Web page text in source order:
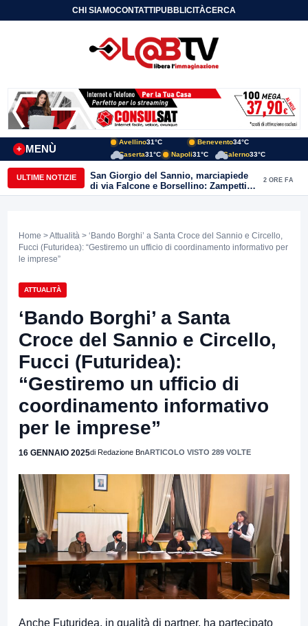
CHI SIAMOCONTATTIPUBBLICITÀCERCA
MENÙ
+
Avellino31°C Benevento34°C
Caserta31°C Napoli31°C Salerno33°C
ULTIME NOTIZIE
San Giorgio del Sannio, marciapiede
di via Falcone e Borsellino: Zampetti e
Lombardi replicano alle polemiche
2 ORE FA
Home >Attualità > ‘Bando Borghi’ a Santa Croce del Sannio e Circello,
Fucci (Futuridea): “Gestiremo un ufficio di coordinamento informativo per
le imprese”
ATTUALITÀ
‘Bando Borghi’ a Santa
Croce del Sannio e Circello,
Fucci (Futuridea):
“Gestiremo un ufficio di
coordinamento informativo
per le imprese”
16 GENNAIO 2025di Redazione BnARTICOLO VISTO 289 VOLTE
Anche Futuridea, in qualità di partner, ha partecipato